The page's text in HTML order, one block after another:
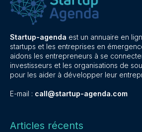
Startup-agenda est un annuaire en
startups et les entreprises en
aidons les entrepreneurs à se
investisseurs et les organisations de
pour les aider à développer leur
E-mail : call@startup-agenda.com
Articles récents